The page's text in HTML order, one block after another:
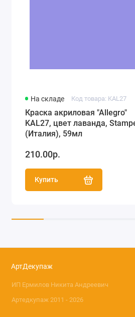
На складе Код товара: KAL27
Краска акриловая "Allegro"
KAL27, цвет лаванда,
(Италия), 59мл
210.00р.
Купить
АртДекупаж
ИП Ермилов Никита Андреевич
Артедкупаж 2011 - 2026